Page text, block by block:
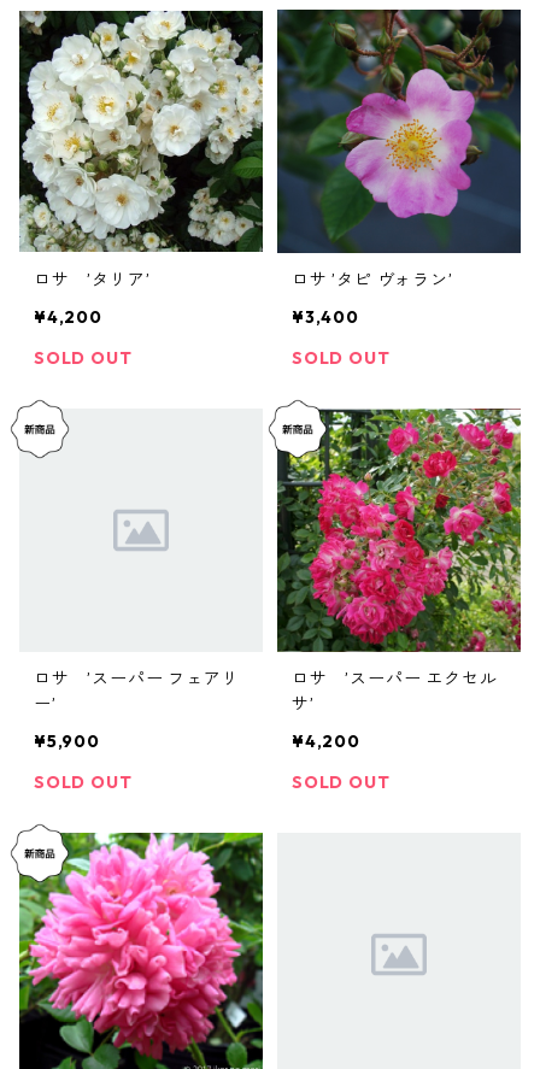
ロサ ’タリア’
¥4,200
SOLD OUT
ロサ ’タピ ヴォラン’
¥3,400
SOLD OUT
ロサ ’スーパー フェアリ
ー’
¥5,900
SOLD OUT
ロサ ’スーパー エクセル
サ’
¥4,200
SOLD OUT